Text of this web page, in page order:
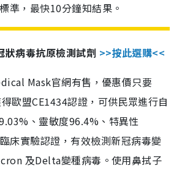
準，最快10分鐘知結果。
狀病毒抗原檢測試劑 >>按此選購<<
Mask官網有售，優惠價只要
歐盟CE1434認證，可供民眾進行自
、靈敏度96.4%、特異性
床實驗認證，有效檢測新冠病毒變
及Delta變種病毒。使用鼻拭子